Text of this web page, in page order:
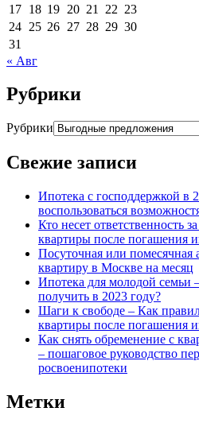
17 18 19 20 21 22 23
24 25 26 27 28 29 30
31
« Авг
Рубрики
Рубрики
Свежие записи
Ипотека с господдержкой в
воспользоваться
Кто несет ответственность
квартиры после погашения
Посуточная или помесячная
квартиру в Москве на месяц
Ипотека для молодой семьи
получить в 2023 году?
Шаги к свободе – Как
квартиры после погашения
Как снять обременение с
– пошаговое руководство
росвоенипотеки
Метки